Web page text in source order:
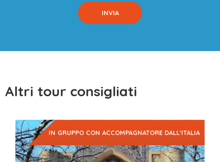
Altri tour consigliati
IN GRUPPO CON ACCOMPAGNATORE DALL'ITALIA